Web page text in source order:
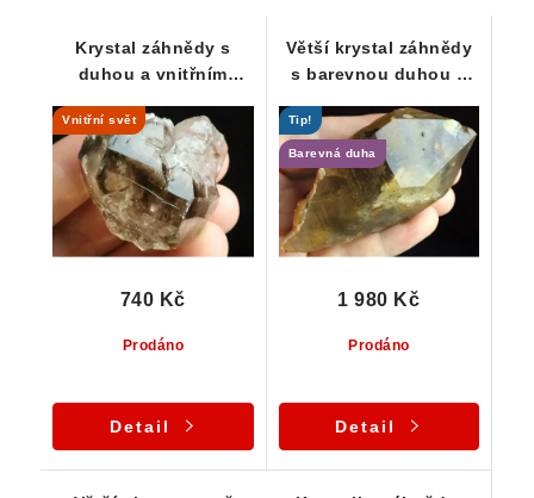
Krystal záhnědy s
duhou a vnitřním
Elestialu
Vnitřní svět
Prodáno
740 Kč
Detail
Větší krystal záhnědy
s barevnou duhou a
Tip!
Barevná duha
Prodáno
1 980 Kč
Detail